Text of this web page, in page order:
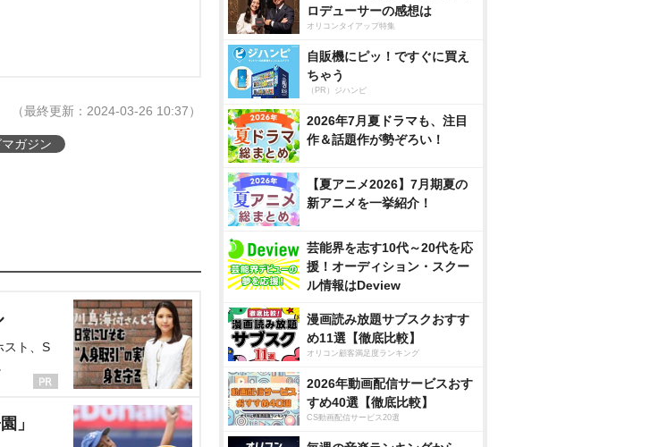
（最終更新：2024-03-26 10:37）
ガジン
スト、S
」
ロデューサーの感想は
オリコンタイアップ特集
自販機にピッ！ですぐに買え
ちゃう
（PR）ジハンピ
2026年7月夏ドラマも、注目
作＆話題作が勢ぞろい！
【夏アニメ2026】7月期夏の
新アニメを一挙紹介！
芸能界を志す10代～20代を応
援！オーディション・スクー
ル情報はDeview
漫画読み放題サブスクおすす
め11選【徹底比較】
オリコン顧客満足度ランキング
2026年動画配信サービスおす
すめ40選【徹底比較】
CS動画配信サービス20選